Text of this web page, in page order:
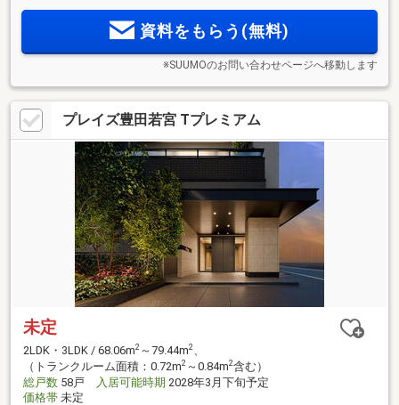
SUUMOから予約＆来場で5000円分ギフト券プレゼント実施
中。ご案内会開催中！資料をもらう(無料)
※SUUMOのお問い合わせページへ移動します
プレイズ豊田若宮 Tプレミアム
未定
2LDK・3LDK / 68.06m2 ～79.44m2、
（トランクルーム面積：0.72m2 ～0.84m2含む）
総戸数 58戸 入居可能時期 2028年3月下旬予定
価格帯 未定